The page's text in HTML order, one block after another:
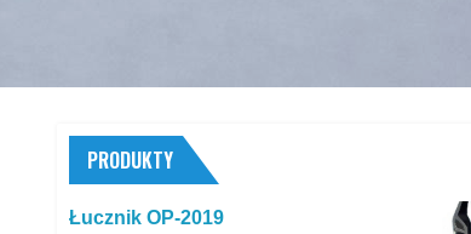
PRODUKTY
Łucznik OP-2019